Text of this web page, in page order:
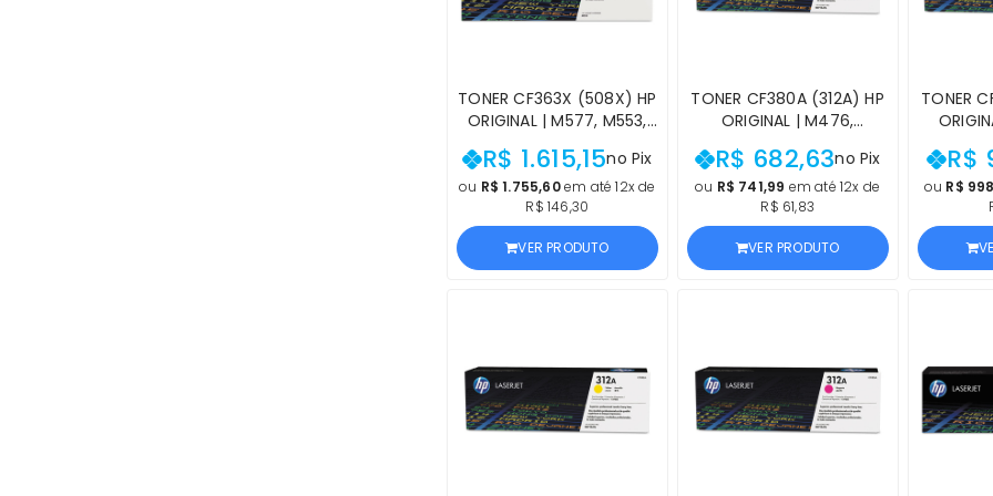
TONER CF363X (508X) HP
ORIGINAL | M577, M553,
M577F, M577DN, M553X,
M553N, M553DN, M553DH,
M577Z, M577C MAGENTA
| PRODUTO OFICIAL HP C/
NF
R$ 1.615,15no Pix
ou R$ 1.755,60em até 12x de
R$ 146,30
VER PRODUTO
TONER CF380A (312A) HP
ORIGINAL | M476,
M476NW, M476DW,
M476DN PRETO |
PRODUTO OFICIAL HP,
COM NF, PROCEDÊNCIA E
GARANTIA DE 1 ANO
R$ 682,63no Pix
ou R$ 741,99 em até 12x de
R$ 61,83
VER PRODUTO
TONER
PRETO
|
COM NF
R$
ou R$